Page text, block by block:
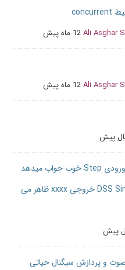
Ali Asghar12 ماه پیش
Ali Asghar12 ماه پیش
فیلتر طراحی شده IIR با ورودی Step خوب جواب میدهد
ولی با تغییر به ورودی DSS Sin خروجی xxxx ظاهر می
و پردازش سیگنال حیاتی